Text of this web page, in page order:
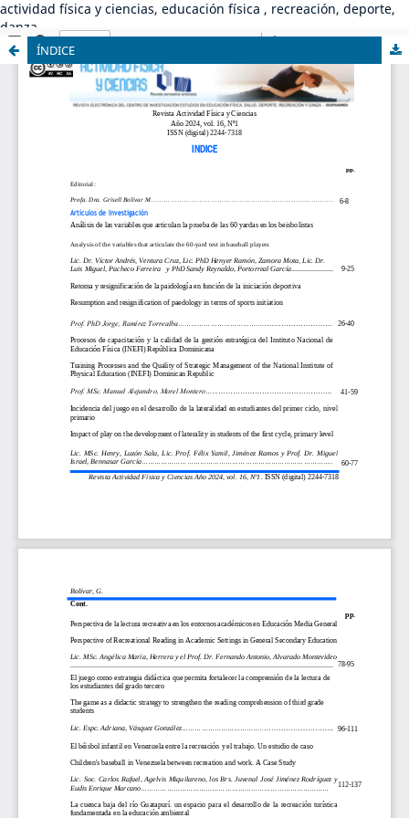
actividad física y ciencias, educación física , recreación, deporte,
danza
ÍNDICE